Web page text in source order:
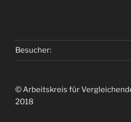
Besucher:
© Arbeitskreis für
2018